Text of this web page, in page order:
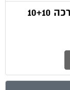
כבל סולארי תקני 4 ממ"ר גמיש הארכה 10+10